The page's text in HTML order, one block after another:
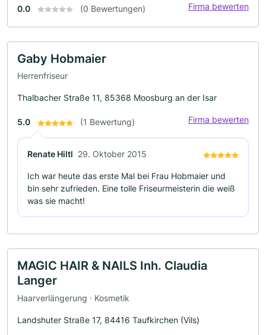
0.0 (0 Bewertungen) Firma bewerten
Gaby Hobmaier
Herrenfriseur
Thalbacher Straße 11, 85368 Moosburg an der Isar
5.0 (1 Bewertung) Firma bewerten
Renate Hiltl 29. Oktober 2015
Ich war heute das erste Mal bei Frau Hobmaier und
bin sehr zufrieden. Eine tolle Friseurmeisterin die weiß
was sie macht!
MAGIC HAIR & NAILS Inh. Claudia
Langer
Haarverlängerung · Kosmetik
Landshuter Straße 17, 84416 Taufkirchen (Vils)